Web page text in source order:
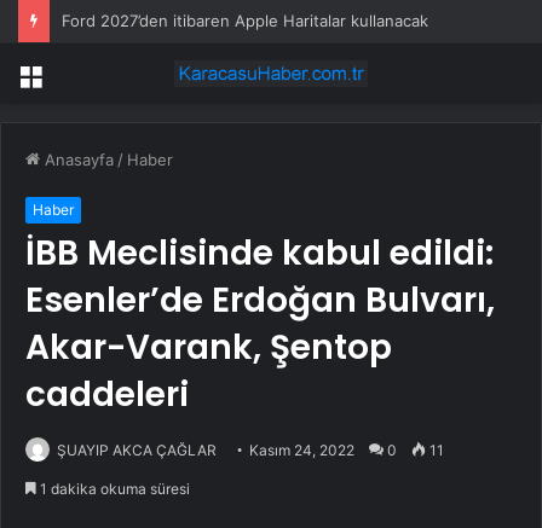
Ford 2027’den itibaren Apple Haritalar kullanacak
Menü
Anasayfa / Haber
Haber
İBB Meclisinde kabul edildi:
Esenler’de Erdoğan Bulvarı,
Akar-Varank, Şentop
caddeleri
ŞUAYIP AKCA ÇAĞLAR Kasım 24, 2022 0 11
1 dakika okuma süresi